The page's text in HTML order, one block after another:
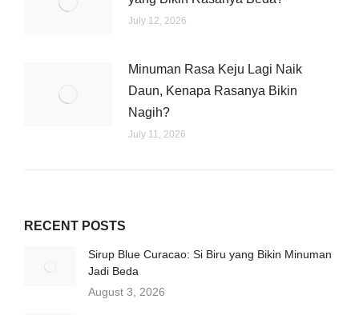
July 12, 2026
Minuman Rasa Keju Lagi Naik
Daun, Kenapa Rasanya Bikin
Nagih?
July 11, 2026
RECENT POSTS
Sirup Blue Curacao: Si Biru yang Bikin Minuman
Jadi Beda
August 3, 2026